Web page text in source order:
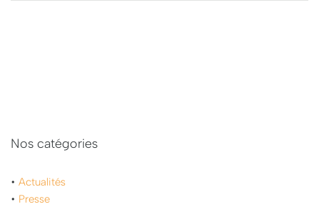
Nos catégories
• Actualités
• Presse